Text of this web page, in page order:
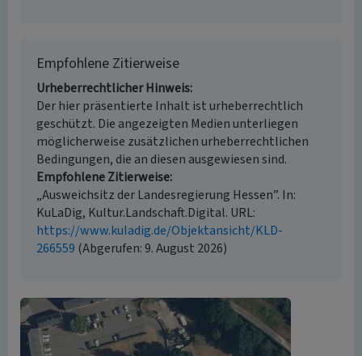
Empfohlene Zitierweise
Urheberrechtlicher Hinweis
Der hier präsentierte Inhalt ist urheberrechtlich
geschützt. Die angezeigten Medien unterliegen
möglicherweise zusätzlichen urheberrechtlichen
Bedingungen, die an diesen ausgewiesen sind.
Empfohlene Zitierweise
„Ausweichsitz der Landesregierung Hessen”. In:
KuLaDig, Kultur.Landschaft.Digital. URL:
https://www.kuladig.de/Objektansicht/KLD-
266559 (Abgerufen: 9. August 2026)